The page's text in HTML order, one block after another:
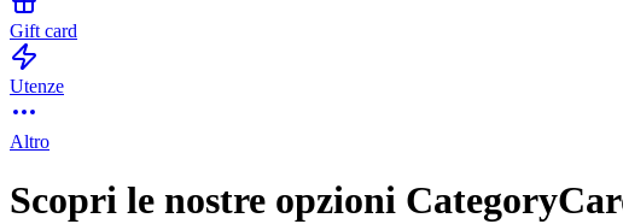
Gift card
Utenze
Altro
Scopri le nostre opzioni